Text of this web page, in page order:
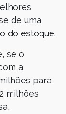
de uma
do estoque.
se o
a
para
milhões